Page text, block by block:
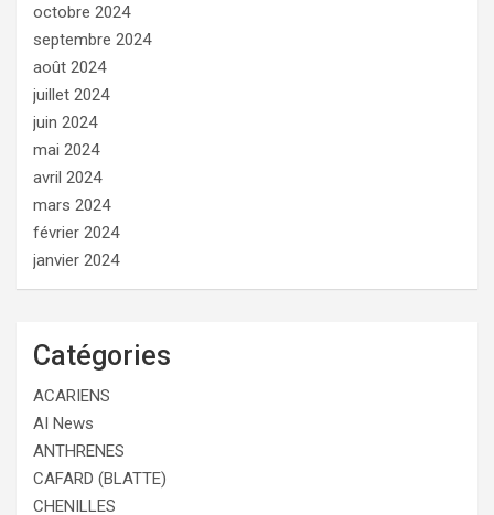
octobre 2024
septembre 2024
août 2024
juillet 2024
juin 2024
mai 2024
avril 2024
mars 2024
février 2024
janvier 2024
Catégories
ACARIENS
AI News
ANTHRENES
CAFARD (BLATTE)
CHENILLES